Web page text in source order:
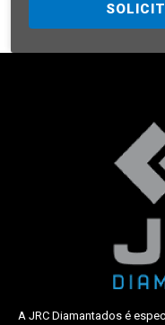
A JRC Diamantados é